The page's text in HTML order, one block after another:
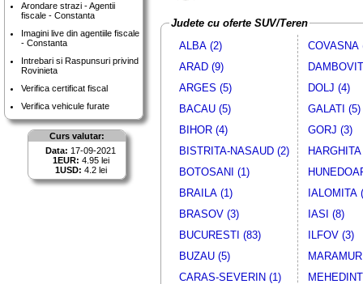
Arondare strazi - Agentii
fiscale - Constanta
Imagini live din agentiile fiscale
- Constanta
Intrebari si Raspunsuri privind
Rovinieta
Verifica certificat fiscal
Verifica vehicule furate
Curs valutar:
Data: 17-09-2021
1EUR: 4.95 lei
1USD: 4.2 lei
Judete cu oferte SUV/Teren
ALBA (2)
ARAD (9)
ARGES (5)
BACAU (5)
BIHOR (4)
BISTRITA-NASAUD (2)
BOTOSANI (1)
BRAILA (1)
BRASOV (3)
BUCURESTI (83)
BUZAU (5)
CARAS-SEVERIN (1)
COVASNA
DOLJ (4)
GALATI (5)
GORJ (3)
IALOMITA
IASI (8)
ILFOV (3)